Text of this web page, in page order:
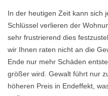
In der heutigen Zeit kann sich
Schlüssel verlieren der
sehr frustrierend dies
wir Ihnen raten nicht an die
Ende nur mehr Schäden
größer wird. Gewalt führt nur
höheren Preis in Endeffekt,